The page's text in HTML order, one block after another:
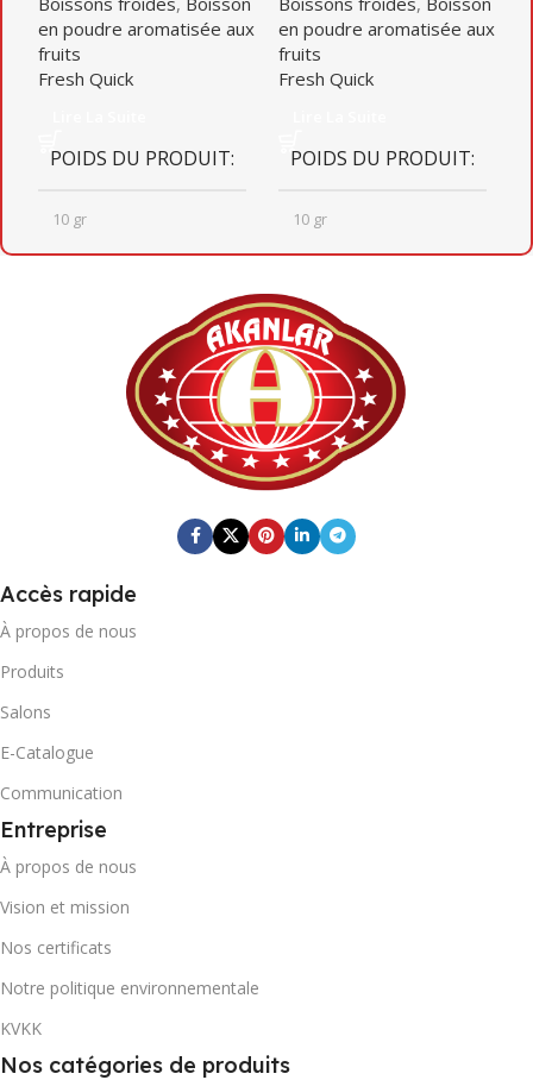
en poudre aromatisée aux
fruits
Fresh Quick
POIDS DU PRODUIT
10 gr
DIMENSIONS DU CARTON
365mm X 460mm X 320mm
CODE-BARRES DU CARTON
0868 116 190 6664
MARQUE
POIDS BRUT DU CARTON
11,86
CONTENEUR 20' DC
539
CONTENEUR 40' DC
en poudre aromatisée aux
fruits
Fresh Quick
POIDS DU PRODUIT
10 gr
8
DIMENSIONS DU CARTON
372mm x 402mm x 187mm
x 402mm x 187mm
CODE-BARRES DU
Accès rapide
À propos de nous
Produits
Salons
E-Catalogue
Communication
Entreprise
À propos de nous
Vision et mission
Nos certificats
Notre politique environnementale
KVKK
Nos catégories de produits